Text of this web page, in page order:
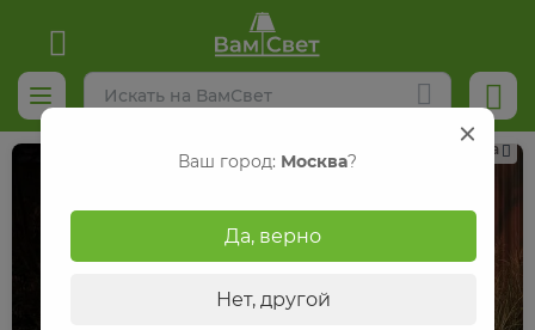
Реклама
Ваш город: Москва?
Да, верно
Нет, другой